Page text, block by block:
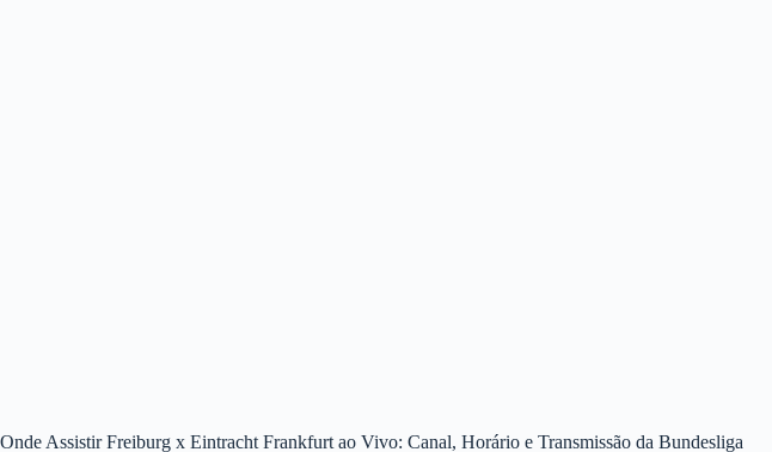
Onde Assistir Freiburg x Eintracht Frankfurt ao Vivo: Canal, Horário e Transmissão da Bundesliga